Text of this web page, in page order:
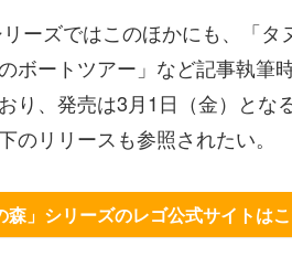
リーズではこのほかにも、「タ
ボートツアー」など記事執筆
り、発売は3月1日（金）とな
のリリースも参照されたい。
森」シリーズのレゴ公式サイトは